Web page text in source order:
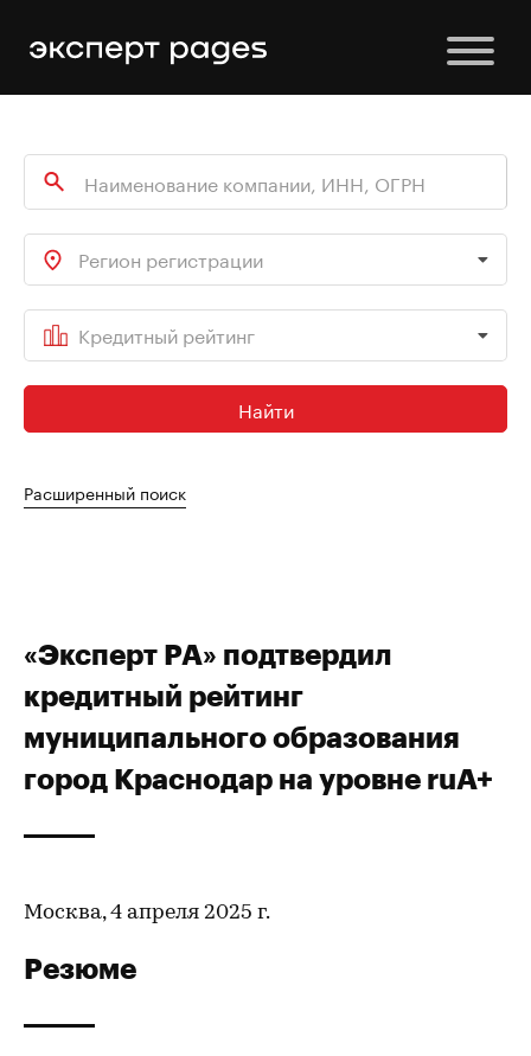
Регион регистрации
Кредитный рейтинг
Найти
Расширенный поиск
«Эксперт РА» подтвердил
кредитный рейтинг
муниципального образования
город Краснодар на уровне ruА+
Москва, 4 апреля 2025 г.
Резюме